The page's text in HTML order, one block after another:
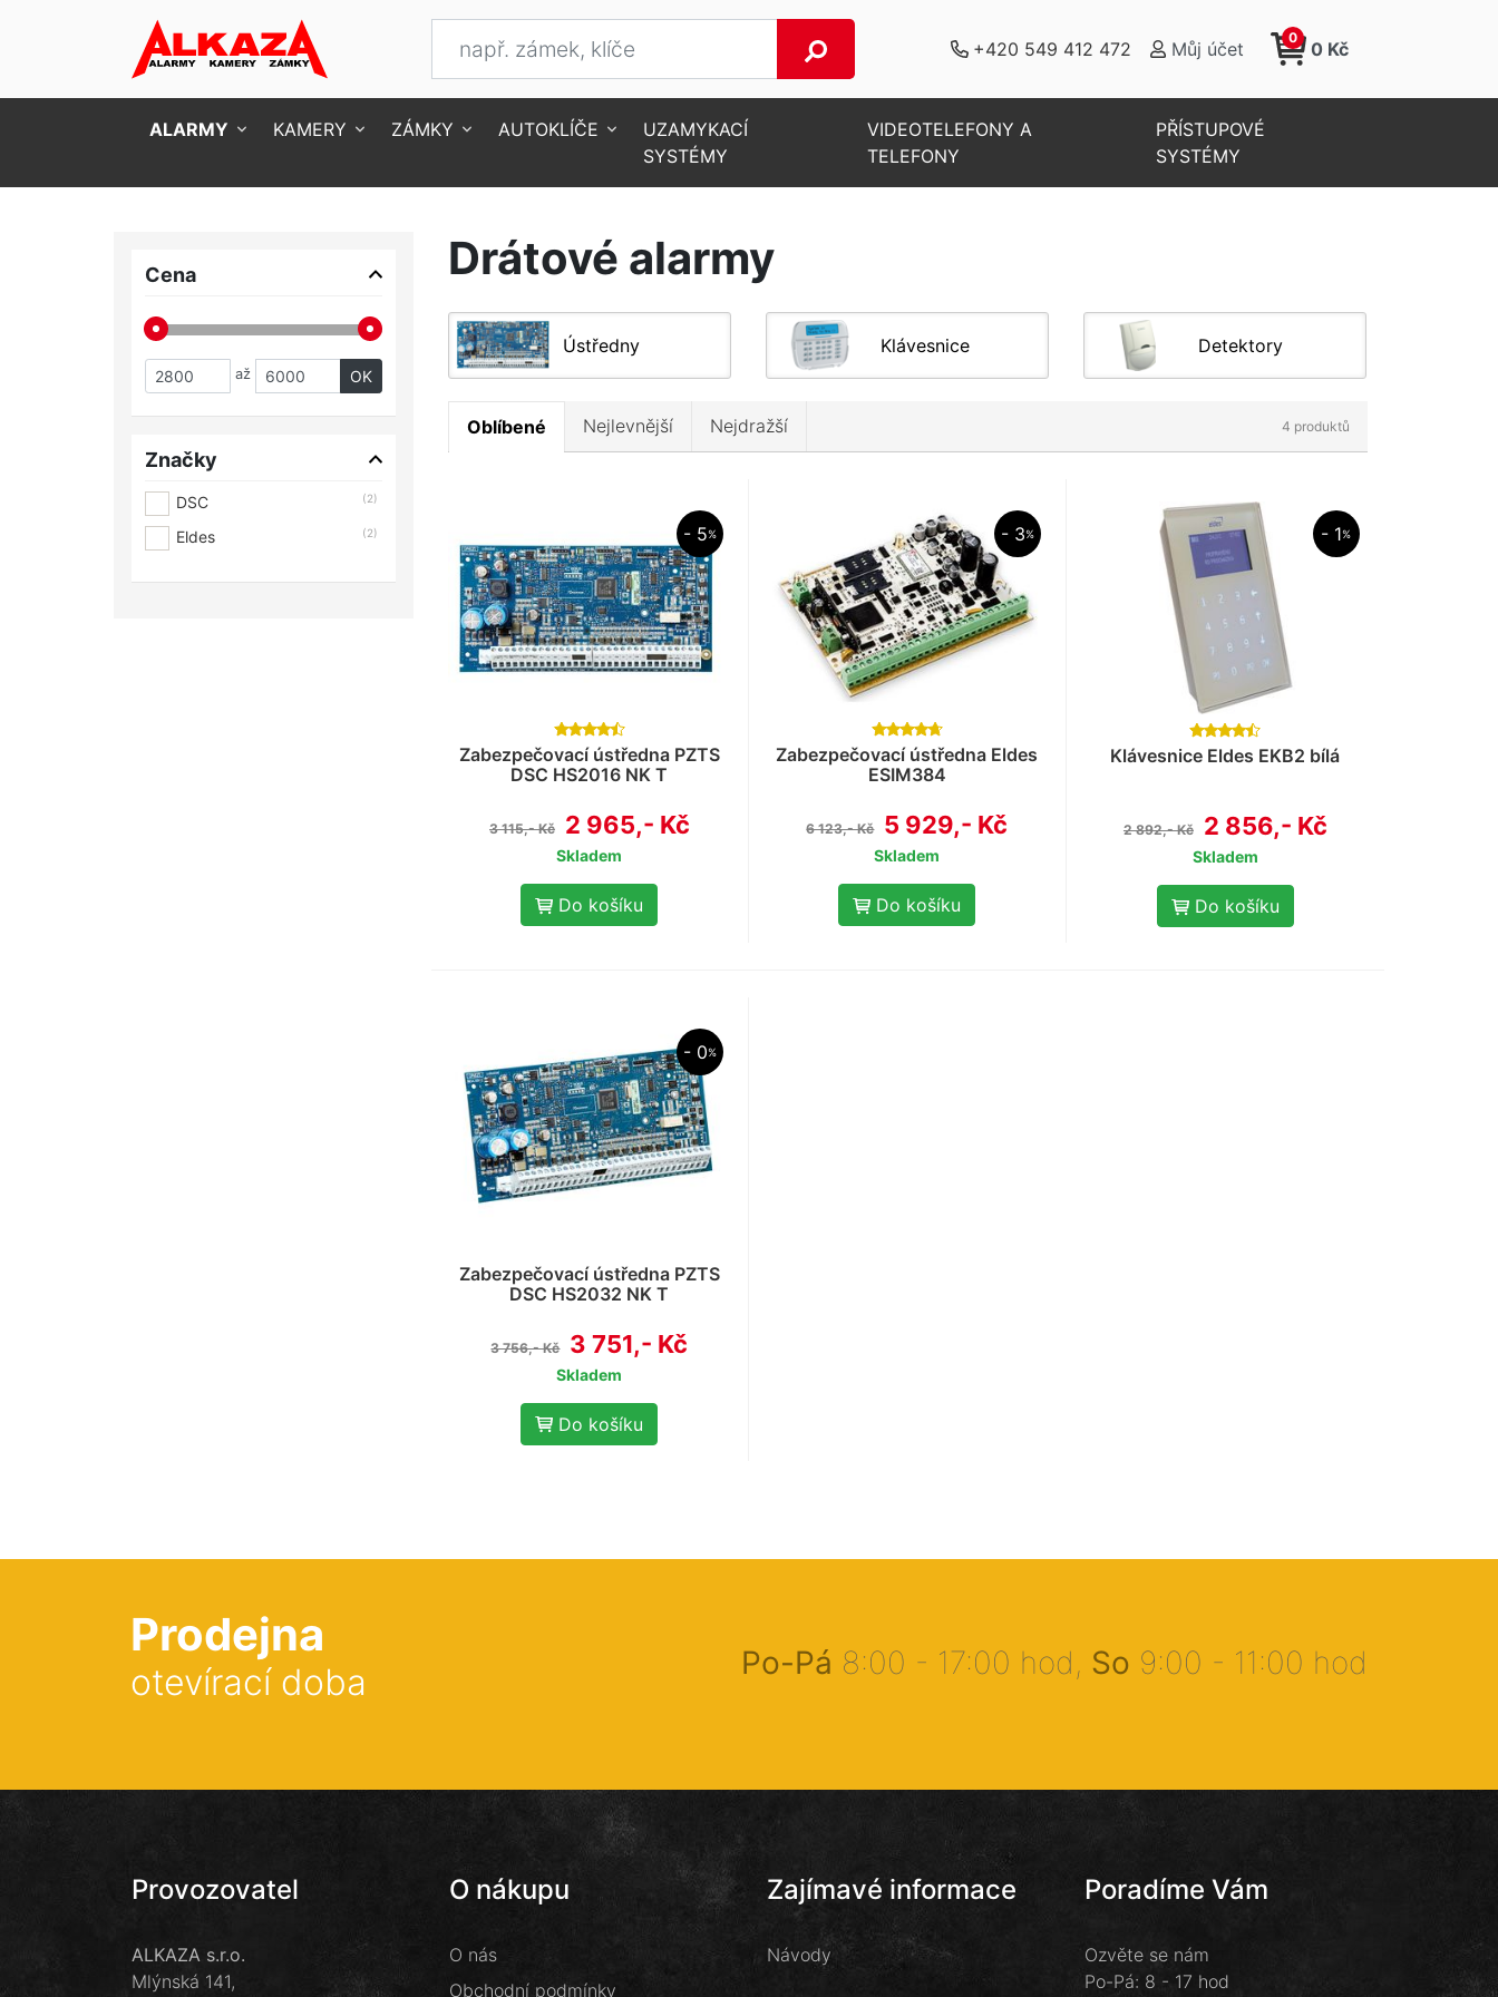
+420 549 412 472 Můj účet 0 Kč
0
Drátové alarmy
Ústředny Klávesnice Detektory
Oblíbené Nejlevnější Nejdražší
- 5%
Zabezpečovací ústředna PZTS
DSC HS2016 NK T
3 115,- Kč 2 965,- Kč
Do košíku
Skladem
- 3%
Zabezpečovací ústředna Eldes
ESIM384
6 123,- Kč 5 929,- Kč
Do košíku
Skladem
- 1%
Klávesnice Eldes EKB2 bílá
2 892,- Kč 2 856,- Kč
Do košíku
Skladem
- 0%
Zabezpečovací ústředna PZTS
DSC HS2032 NK T
3 756,- Kč 3 751,- Kč
Do košíku
Skladem
Cena
až OK
Značky
DSC (2)
Eldes (2)
Prodejna
otevírací doba Po-Pá 8:00 - 17:00 hod, So 9:00 - 11:00 hod
Provozovatel
ALKAZA s.r.o.
Mlýnská 141,
O nákupu
O nás
Obchodní podmínky
Zajímavé informace
Návody
Poradíme Vám
Ozvěte se nám
Po-Pá: 8 - 17 hod
ALARMY KAMERY ZÁMKY AUTOKLÍČE
UZAMYKACÍ
SYSTÉMY
VIDEOTELEFONY A
TELEFONY
PŘÍSTUPOVÉ
SYSTÉMY